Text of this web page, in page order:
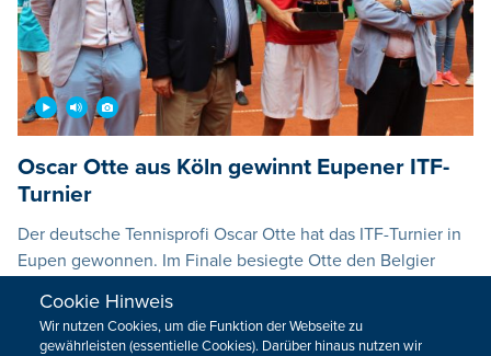
Oscar Otte aus Köln gewinnt Eupener ITF-
Turnier
Der deutsche Tennisprofi Oscar Otte hat das ITF-Turnier in
Eupen gewonnen. Im Finale besiegte Otte den Belgier
10.000 Dollar-Turnier wurde zum achten Mal vom KTC
Eupen auf seiner Anlage in Park Hütte organisiert.
Cookie Hinweis
Wir nutzen Cookies, um die Funktion der Webseite zu
gewährleisten (essentielle Cookies). Darüber hinaus nutzen wir